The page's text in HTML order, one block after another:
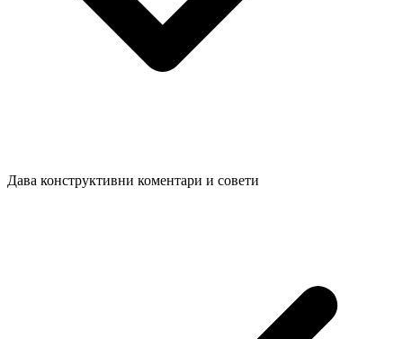
Дава конструктивни коментари и совети